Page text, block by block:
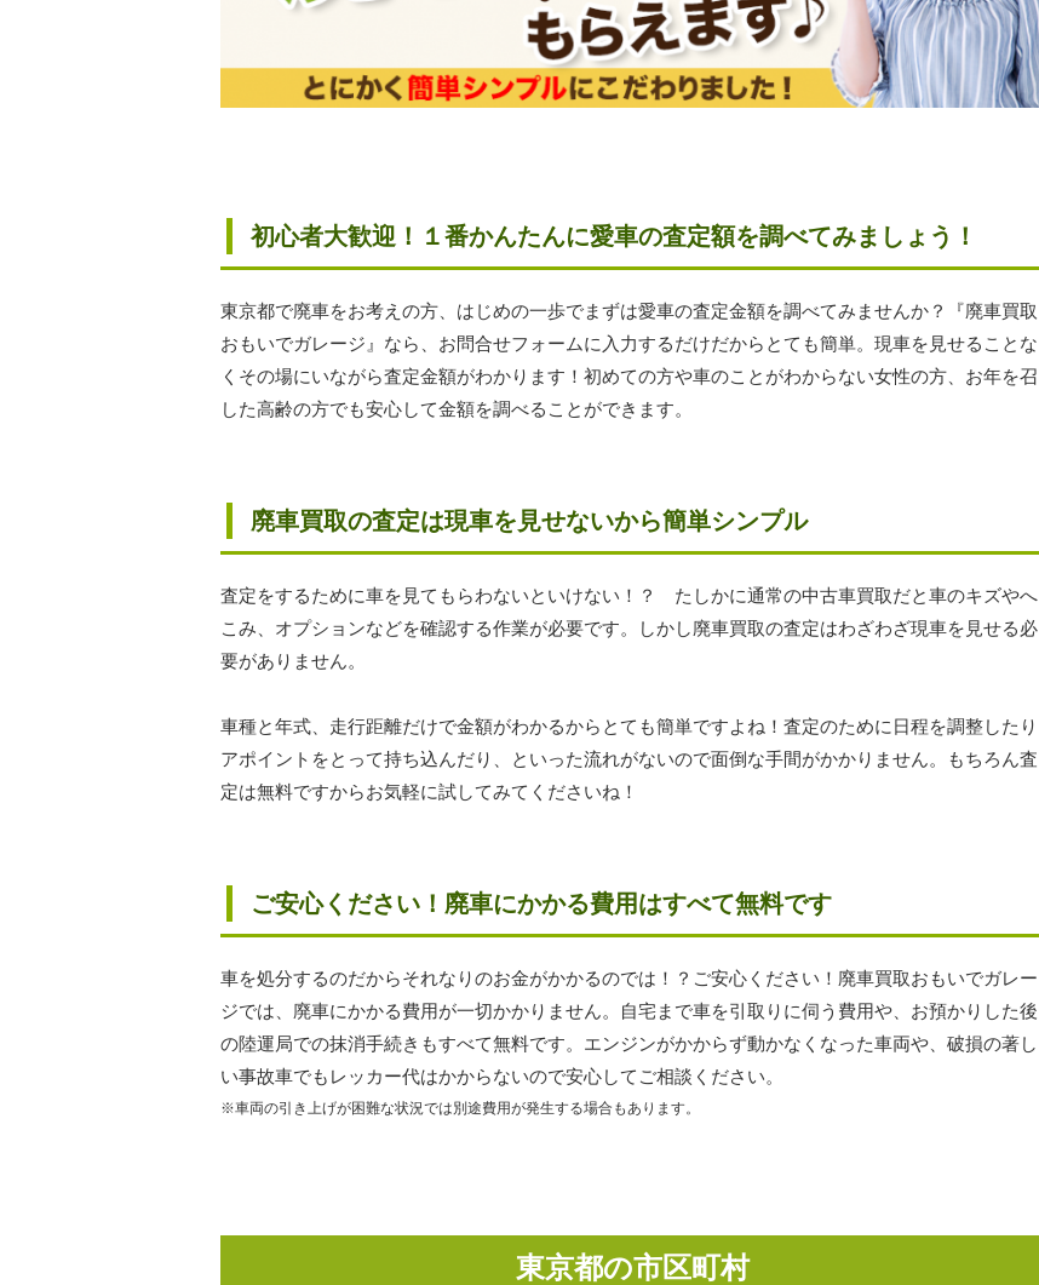
初心者大歓迎！１番かんたんに愛車の査定額を調べてみましょう！
東京都で廃車をお考えの方、はじめの一歩でまずは愛車の査定金額を調べてみませんか？『廃車買取
おもいでガレージ』なら、お問合せフォームに入力するだけだからとても簡単。現車を見せることな
くその場にいながら査定金額がわかります！初めての方や車のことがわからない女性の方、お年を召
した高齢の方でも安心して金額を調べることができます。
廃車買取の査定は現車を見せないから簡単シンプル
査定をするために車を見てもらわないといけない！？ たしかに通常の中古車買取だと車のキズやへ
こみ、オプションなどを確認する作業が必要です。しかし廃車買取の査定はわざわざ現車を見せる必
要がありません。
車種と年式、走行距離だけで金額がわかるからとても簡単ですよね！査定のために日程を調整したり
アポイントをとって持ち込んだり、といった流れがないので面倒な手間がかかりません。もちろん査
定は無料ですからお気軽に試してみてくださいね！
ご安心ください！廃車にかかる費用はすべて無料です
車を処分するのだからそれなりのお金がかかるのでは！？ご安心ください！廃車買取おもいでガレー
ジでは、廃車にかかる費用が一切かかりません。自宅まで車を引取りに伺う費用や、お預かりした後
の陸運局での抹消手続きもすべて無料です。エンジンがかからず動かなくなった車両や、破損の著し
い事故車でもレッカー代はかからないので安心してご相談ください。
※車両の引き上げが困難な状況では別途費用が発生する場合もあります。
東京都の市区町村